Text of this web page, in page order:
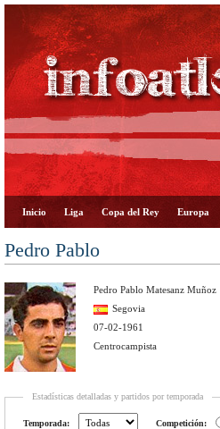
Inicio Liga Copa del Rey Europa
Pedro Pablo
Pedro Pablo Matesanz Muñoz
Segovia
07-02-1961
Centrocampista
Estadísticas detalladas y partidos por temporada
Temporada: Competición: